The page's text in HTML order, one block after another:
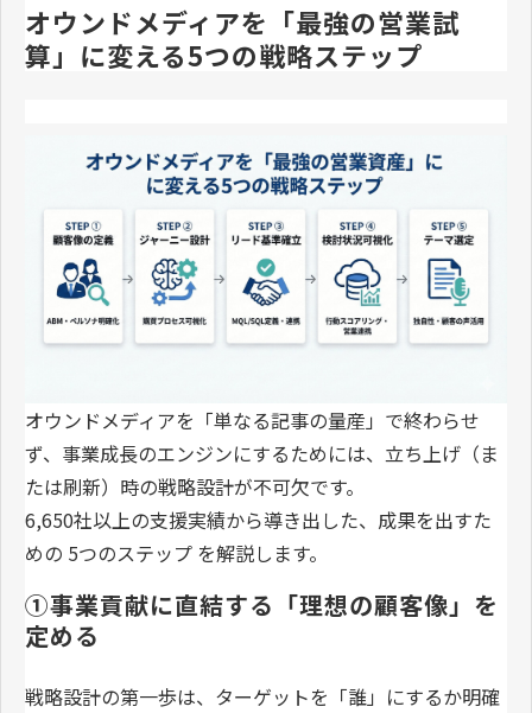
オウンドメディアを「最強の営業試
算」に変える5つの戦略ステップ
オウンドメディアを「単なる記事の量産」で終わらせ
ず、事業成長のエンジンにするためには、立ち上げ（ま
たは刷新）時の戦略設計が不可欠です。
6,650社以上の支援実績から導き出した、成果を出すた
めの 5つのステップ を解説します。
①事業貢献に直結する「理想の顧客像」を
定める
戦略設計の第一歩は、ターゲットを「誰」にするか明確